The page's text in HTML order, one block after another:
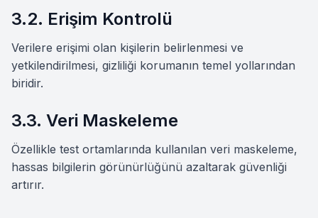
3.2. Erişim Kontrolü
Verilere erişimi olan kişilerin belirlenmesi ve
yetkilendirilmesi, gizliliği korumanın temel yollarından
biridir.
3.3. Veri Maskeleme
Özellikle test ortamlarında kullanılan veri maskeleme,
hassas bilgilerin görünürlüğünü azaltarak güvenliği
artırır.